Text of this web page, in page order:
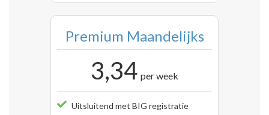
Premium Maandelijks
3,34 per week
Uitsluitend met BIG registratie